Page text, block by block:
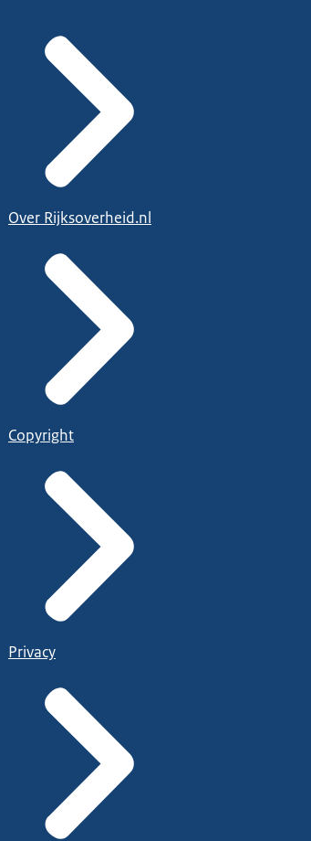
Over Rijksoverheid.nl
Copyright
Privacy